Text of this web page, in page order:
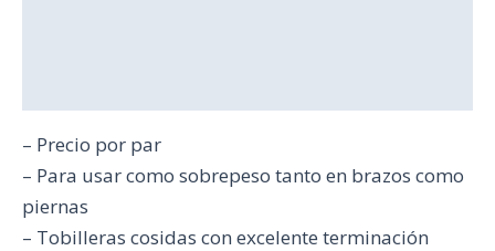
– Precio por par
– Para usar como sobrepeso tanto en brazos como
piernas
– Tobilleras cosidas con excelente terminación